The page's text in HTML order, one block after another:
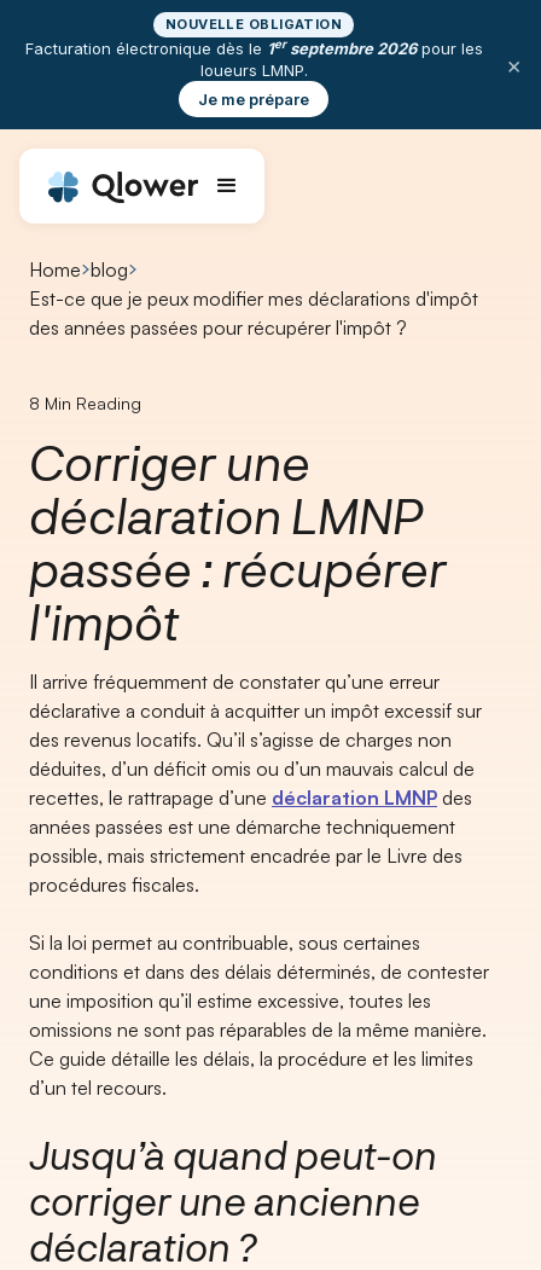
NOUVELLE OBLIGATION
Facturation électronique dès le 1erseptembre 2026pour les
loueurs LMNP.
Je me prépare
×
Home blog
Est-ce que je peux modifier mes déclarations d'impôt
des années passées pour récupérer l'impôt ?
8 Min Reading
Corriger une
déclaration LMNP
passée : récupérer
l'impôt
Il arrive fréquemment de constater qu’une erreur
déclarative a conduit à acquitter un impôt excessif sur
des revenus locatifs. Qu’il s’agisse de charges non
déduites, d’un déficit omis ou d’un mauvais calcul de
recettes, le rattrapage d’une déclaration LMNP des
années passées est une démarche techniquement
possible, mais strictement encadrée par le Livre des
procédures fiscales.
Si la loi permet au contribuable, sous certaines
conditions et dans des délais déterminés, de contester
une imposition qu’il estime excessive, toutes les
omissions ne sont pas réparables de la même manière.
Ce guide détaille les délais, la procédure et les limites
d’un tel recours.
Jusqu’à quand peut-on
corriger une ancienne
déclaration ?